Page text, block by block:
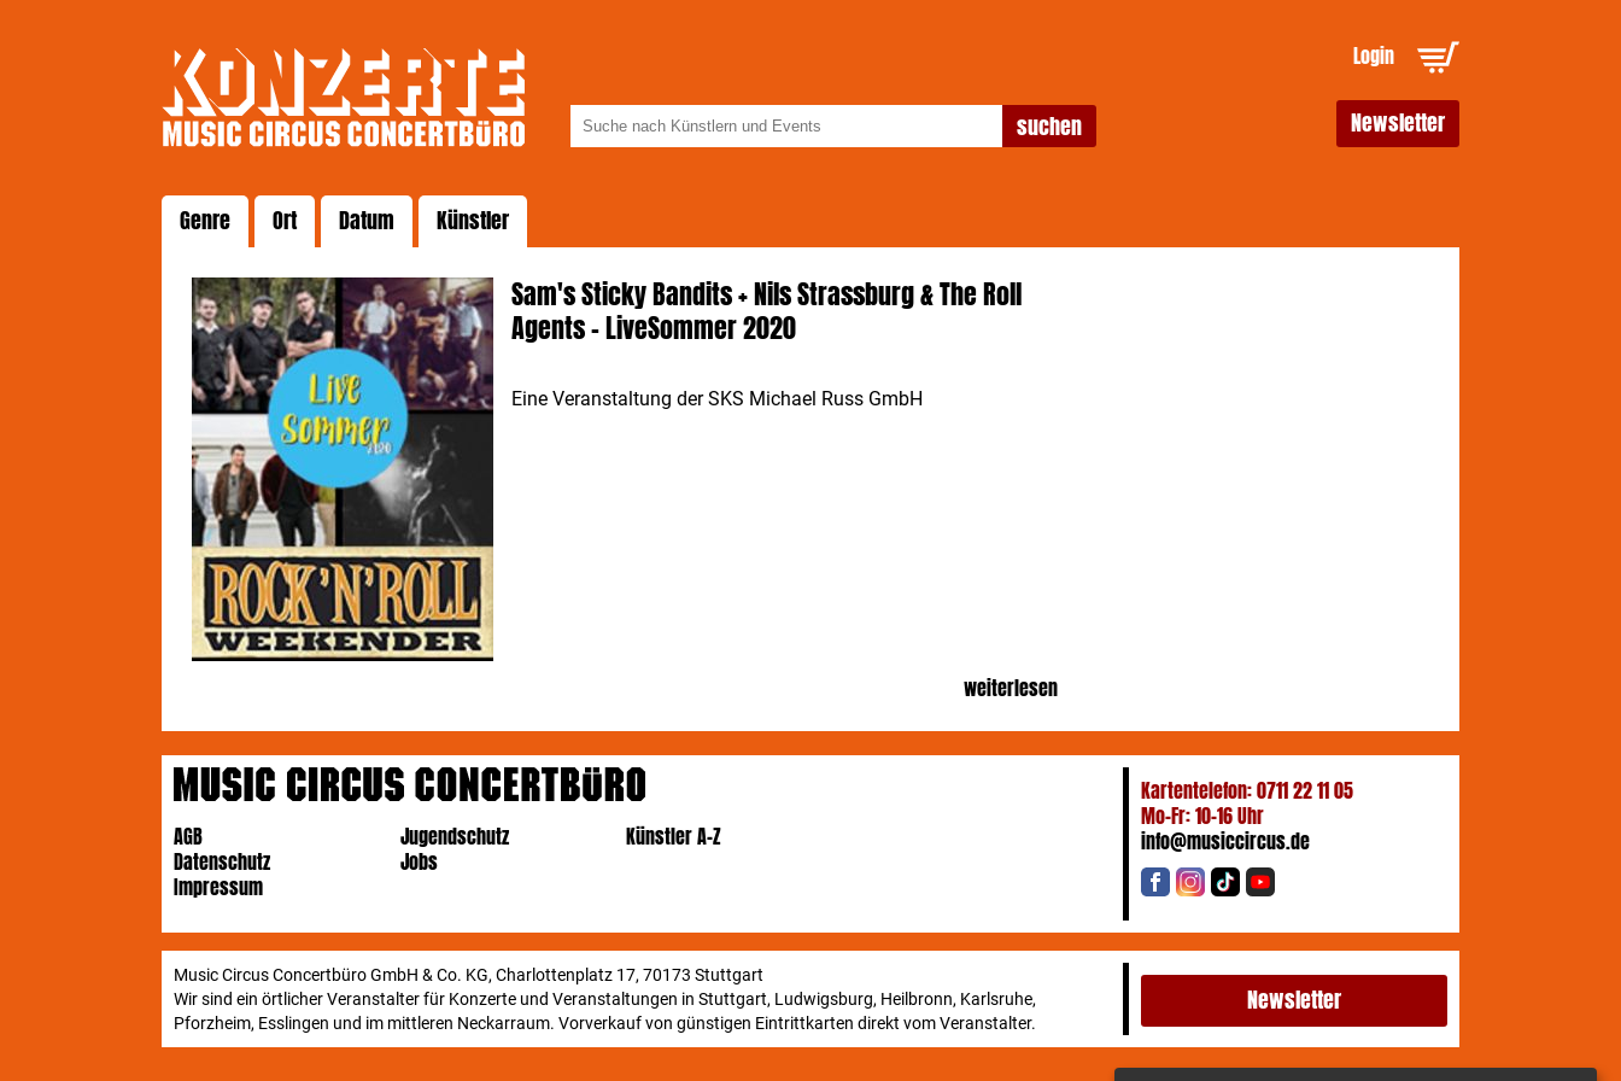
Login
Newsletter
Genre Ort Datum Künstler
Sam's Sticky Bandits + Nils Strassburg & The Roll
Agents - LiveSommer 2020
Eine Veranstaltung der SKS Michael Russ GmbH
weiterlesen
AGB
Datenschutz
Impressum
Jugendschutz
Jobs
Künstler A-Z
Kartentelefon: 0711 22 11 05
Mo-Fr: 10-16 Uhr
info@musiccircus.de
Music Circus Concertbüro GmbH & Co. KG, Charlottenplatz 17, 70173 Stuttgart
Wir sind ein örtlicher Veranstalter für Konzerte und Veranstaltungen in Stuttgart, Ludwigsburg, Heilbronn, Karlsruhe,
Pforzheim, Esslingen und im mittleren Neckarraum. Vorverkauf von günstigen Eintrittkarten direkt vom Veranstalter.
Newsletter